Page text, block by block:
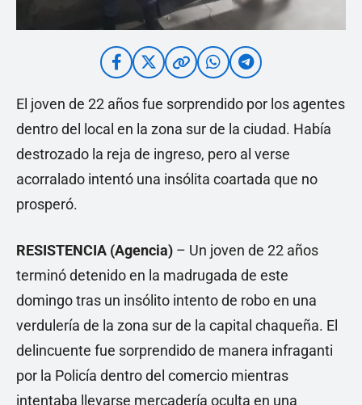
El joven de 22 años fue sorprendido por los agentes
dentro del local en la zona sur de la ciudad. Había
destrozado la reja de ingreso, pero al verse
acorralado intentó una insólita coartada que no
prosperó.
RESISTENCIA (Agencia) – Un joven de 22 años
terminó detenido en la madrugada de este
domingo tras un insólito intento de robo en una
verdulería de la zona sur de la capital chaqueña. El
delincuente fue sorprendido de manera infraganti
por la Policía dentro del comercio mientras
intentaba llevarse mercadería oculta en una